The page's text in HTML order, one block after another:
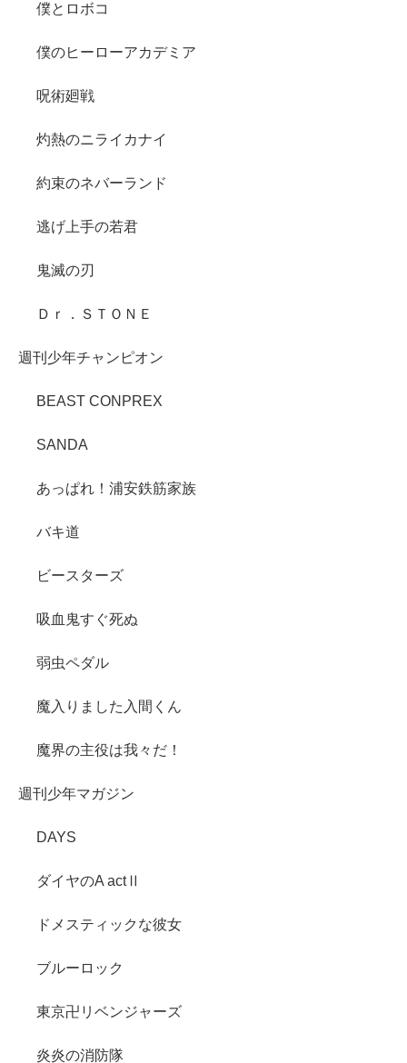
僕とロボコ
僕のヒーローアカデミア
呪術廻戦
灼熱のニライカナイ
約束のネバーランド
逃げ上手の若君
鬼滅の刃
Ｄｒ．ＳＴＯＮＥ
週刊少年チャンピオン
BEAST CONPREX
SANDA
あっぱれ！浦安鉄筋家族
バキ道
ビースターズ
吸血鬼すぐ死ぬ
弱虫ペダル
魔入りました入間くん
魔界の主役は我々だ！
週刊少年マガジン
DAYS
ダイヤのA actⅡ
ドメスティックな彼女
ブルーロック
東京卍リベンジャーズ
炎炎の消防隊